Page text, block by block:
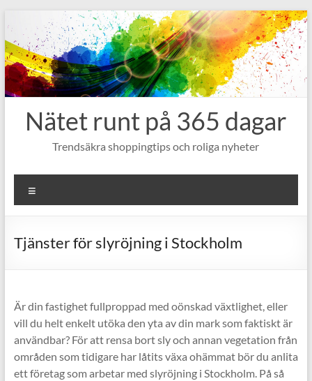
till
innehåll
Nätet runt på 365 dagar
Trendsäkra shoppingtips och roliga nyheter
Tjänster för slyröjning i Stockholm
Är din fastighet fullproppad med oönskad växtlighet, eller
vill du helt enkelt utöka den yta av din mark som faktiskt är
användbar? För att rensa bort sly och annan vegetation från
områden som tidigare har låtits växa ohämmat bör du anlita
ett företag som arbetar med slyröjning i Stockholm. På så